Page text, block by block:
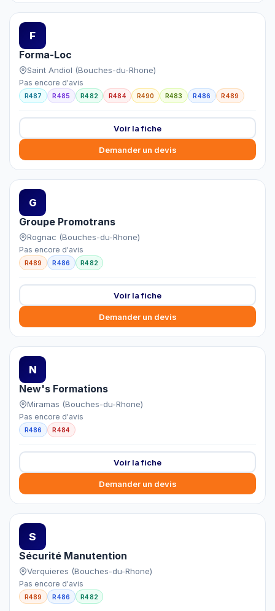
F
Forma-Loc
Saint Andiol (Bouches-du-Rhone)
Pas encore d'avis
R487 R485 R482 R484 R490 R483 R486 R489
Voir la fiche
Demander un devis
G
Groupe Promotrans
Rognac (Bouches-du-Rhone)
Pas encore d'avis
R489 R486 R482
Voir la fiche
Demander un devis
N
New's Formations
Miramas (Bouches-du-Rhone)
Pas encore d'avis
R486 R484
Voir la fiche
Demander un devis
S
Sécurité Manutention
Verquieres (Bouches-du-Rhone)
Pas encore d'avis
R489 R486 R482